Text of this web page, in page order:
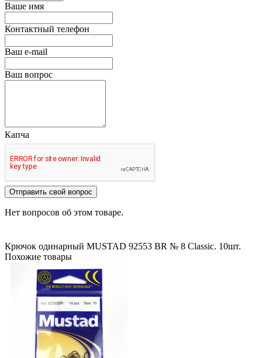
Ваше имя
Контактный телефон
Ваш e-mail
Ваш вопрос
Капча
Отправить свой вопрос
Нет вопросов об этом товаре.
Крючок одинарный MUSTAD 92553 BR № 8 Classic. 10шт.
Похожие товары